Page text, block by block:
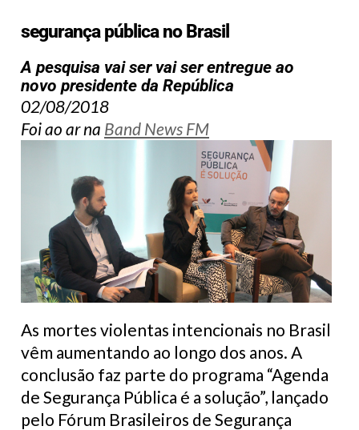
segurança pública no Brasil
A pesquisa vai ser vai ser entregue ao
novo presidente da República
02/08/2018
Foi ao ar na Band News FM
As mortes violentas intencionais no Brasil
vêm aumentando ao longo dos anos. A
conclusão faz parte do programa “Agenda
de Segurança Pública é a solução”, lançado
pelo Fórum Brasileiros de Segurança